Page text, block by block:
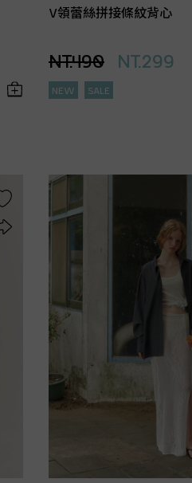
V領蕾絲拼接條紋背心
NT.490 NT.299
NEW SALE